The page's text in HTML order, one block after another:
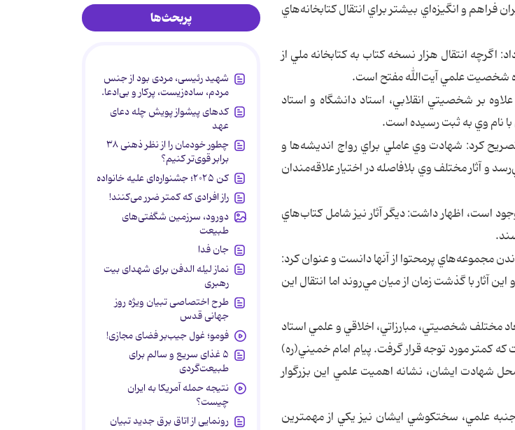
فراهم و انگيزه‌اي بيشتر براي انتقال كتابخانه‌هاي
اگرچه انتقال هزار نسخه كتاب به كتابخانه ملي از
شخصيت علمي آيت‌الله مفتح است.
بر شخصيتي انقلابي، ‌استاد دانشگاه و استاد
نام وي به ثبت رسيده است.
كرد: ‌شهادت وي عاملي براي رواج انديشه‌ها و
و آثار مختلف وي بلافاصله در اختيار علاقه‌مندان
شهيد مفتح موجود است، ‌اظهار داشت: ‌ديگر آثار نيز شامل كتاب‌هاي
مجموعه‌هاي پرمحتوا از آنها دانست و عنوان كرد:‌
آثار با گذشت زمان از ميان مي‌روند اما انتقال اين
مختلف شخصيتي، مبارزاتي،‌ اخلاقي و علمي استاد
كمتر مورد توجه قرار گرفت. پيام امام خميني(ره)
شهادت ايشان، نشانه اهميت علمي اين بزرگوار
جنبه علمي، ‌سختكوشي ايشان نيز يكي از مهمترين
پربحث‌ها
شهید رئیسی، مردی بود از جنس
مردم، ساده‌زیست، پرکار و بی‌ادعا.
کدهای پیشواز پویش چله دعای
عهد
چطور خودمان را از نظر ذهنی ۳۸
برابر قوی‌تر کنیم؟
کن ۲۰۲۵؛ جشنواره‌ای علیه خانواده
راز افرادی که کمتر ضرر می‌کنند!
دورود، سرزمین شگفتی‌های
طبیعت
جان فدا
نماز لیله الدفن برای شهدای بیت
رهبری
طرح اختصاصی تبیان ویژه روز
جهانی قدس
فومو؛ غول جیب‌بر فضای مجازی!
۵ غذای سریع و سالم برای
طبیعت‌گردی
نتیجه حمله آمریکا به ایران
چیست؟
رونمایی از اتاق برق جدید تبیان